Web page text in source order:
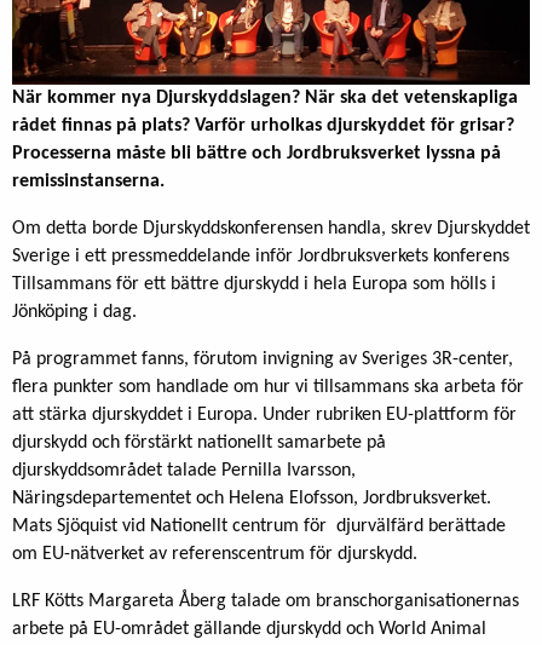
När kommer nya Djurskyddslagen? När ska det vetenskapliga
rådet finnas på plats? Varför urholkas djurskyddet för grisar?
Processerna måste bli bättre och Jordbruksverket lyssna på
remissinstanserna.
Om detta borde Djurskyddskonferensen handla, skrev Djurskyddet
Sverige i ett pressmeddelande inför Jordbruksverkets konferens
Tillsammans för ett bättre djurskydd i hela Europa som hölls i
Jönköping i dag.
På programmet fanns, förutom invigning av Sveriges 3R-center,
flera punkter som handlade om hur vi tillsammans ska arbeta för
att stärka djurskyddet i Europa. Under rubriken EU-plattform för
djurskydd och förstärkt nationellt samarbete på
djurskyddsområdet talade Pernilla Ivarsson,
Näringsdepartementet och Helena Elofsson, Jordbruksverket.
Mats Sjöquist vid Nationellt centrum för djurvälfärd berättade
om EU-nätverket av referenscentrum för djurskydd.
LRF Kötts Margareta Åberg talade om branschorganisationernas
arbete på EU-området gällande djurskydd och World Animal